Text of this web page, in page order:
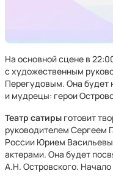
На основной сцене в
с художественным
Перегудовым. Она будет
и мудрецы: герои
Театр сатиры готовит
руководителем Сергеем
России Юрием
актерами. Она будет
А.Н. Островского. Начало